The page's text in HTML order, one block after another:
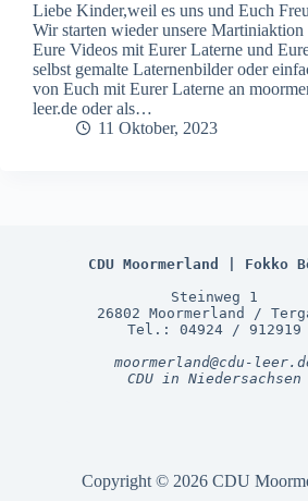
Liebe Kinder,weil es uns und Euch
Wir starten wieder unsere
Eure Videos mit Eurer Laterne und
selbst gemalte Laternenbilder oder
von Euch mit Eurer Laterne an
leer.de oder als…
11 Oktober, 2023
CDU Moormerland | Fokko
Steinweg 1
26802 Moormerland /
Tel.: 04924 / 912919
moormerland@cdu-
CDU in Niedersachsen
Copyright © 2026 CDU